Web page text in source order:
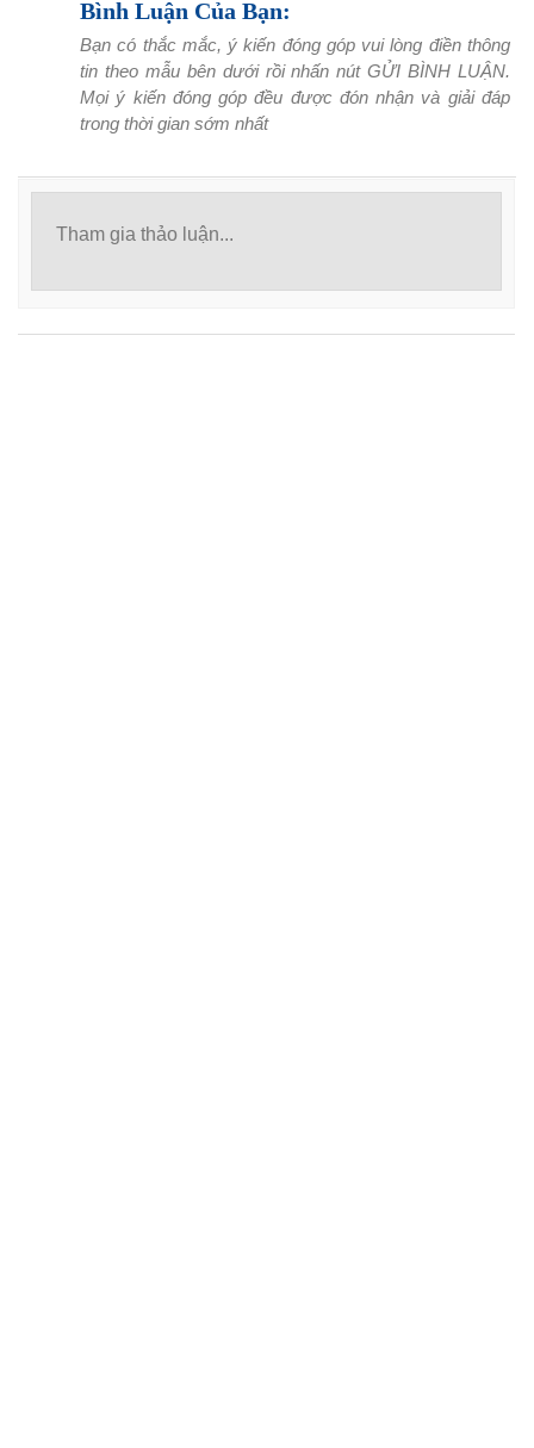
Bình Luận Của Bạn:
Bạn có thắc mắc, ý kiến đóng góp vui lòng điền thông
tin theo mẫu bên dưới rồi nhấn nút GỬI BÌNH LUẬN.
Mọi ý kiến đóng góp đều được đón nhận và giải đáp
trong thời gian sớm nhất